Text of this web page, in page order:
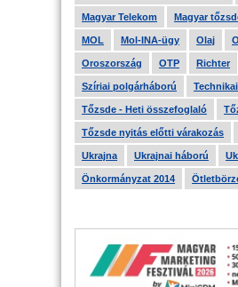
Magyar Telekom Magyar
MOL Mol-INA-ügy Olaj
Oroszország OTP Richter
Szíriai polgárháború
Tőzsde - Heti összefoglaló
Tőzsde nyitás előtti várakozás
Ukrajna Ukrajnai háború
Önkormányzat 2014